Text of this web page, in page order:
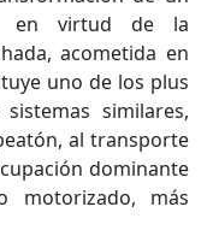
en virtud de la
acometida en
uno de los plus
similares,
al transporte
dominante
más